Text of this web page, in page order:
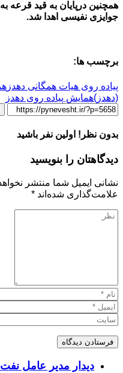
جوایزی نفیسی اهدا شد.
برچسب ها:
پیاده روی هیات همگانی دهدز
(دهدز)همایش پیاده روی دهدز
بدون نظر! اولین نفر باشید
دیدگاهتان را بنویسید
نشانی ایمیل شما منتشر
علامت‌گذاری شده‌اند *
دیدار مدیر عامل نفت